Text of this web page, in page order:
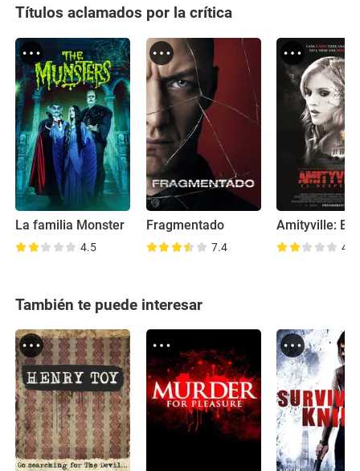
Títulos aclamados por la crítica
La familia Monster
4.5
Fragmentado
7.4 4.8
También te puede interesar